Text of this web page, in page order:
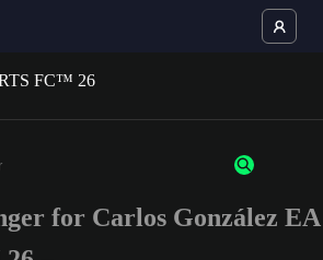
of 3 characters or numbers
for Carlos González EA